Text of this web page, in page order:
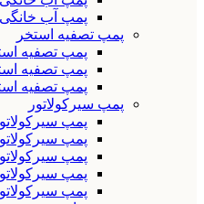
پمپ آب
پمپ تصفیه استخر
پمپ تصفیه
پمپ تصفیه
پمپ تصفیه
پمپ سیرکولاتور
پمپ
پمپ
پمپ
پمپ
پمپ